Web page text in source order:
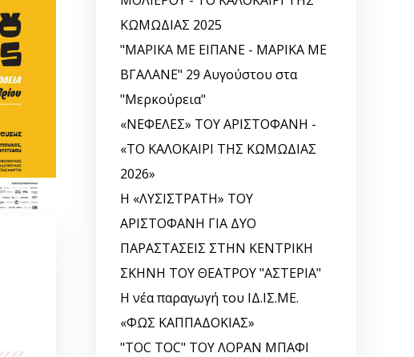
ΚΩΜΩΔΙΑΣ 2025
"ΜΑΡΙΚΑ ΜΕ ΕΙΠΑΝΕ - ΜΑΡΙΚΑ ΜΕ
ΒΓΑΛΑΝΕ" 29 Αυγούστου στα
"Μερκούρεια"
«ΝΕΦΕΛΕΣ» ΤΟΥ ΑΡΙΣΤΟΦΑΝΗ -
«ΤΟ ΚΑΛΟΚΑΙΡΙ ΤΗΣ ΚΩΜΩΔΙΑΣ
2026»
Η «ΛΥΣΙΣΤΡΑΤΗ» ΤΟΥ
ΑΡΙΣΤΟΦΑΝΗ ΓΙΑ ΔΥΟ
ΠΑΡΑΣΤΑΣΕΙΣ ΣΤΗΝ ΚΕΝΤΡΙΚΗ
ΣΚΗΝΗ ΤΟΥ ΘΕΑΤΡΟΥ "ΑΣΤΕΡΙΑ"
Η νέα παραγωγή του ΙΔ.ΙΣ.ΜΕ.
«ΦΩΣ ΚΑΠΠΑΔΟΚΙΑΣ»
"TOC TOC" ΤΟΥ ΛΟΡΑΝ ΜΠΑΦΙ